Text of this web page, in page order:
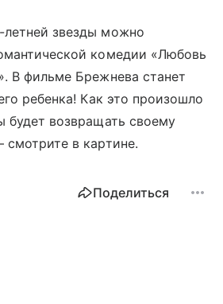
звезды можно
комедии «Любовь
В фильме Брежнева станет
ребенка! Как это произошло
будет возвращать своему
в картине.
Поделиться